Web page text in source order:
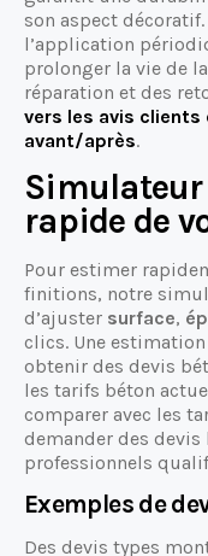
son aspect
l’application
prolonger la vie de
réparation et des
vers les avis
avant/après.
rapide de
Pour estimer
finitions, notre
d’ajuster surface,
clics. Une
obtenir des devis
les tarifs béton
comparer avec les
demander des
professionnels
Exemples de
Des devis types